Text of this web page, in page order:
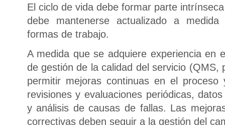
El ciclo de vida debe formar parte
debe mantenerse actualizado a
formas de trabajo.
A medida que se adquiere experiencia en
de gestión de la calidad del servicio (QMS,
permitir mejoras continuas en el
revisiones y evaluaciones periódicas,
y análisis de causas de fallas. Las
correctivas deben seguir a la gestión del